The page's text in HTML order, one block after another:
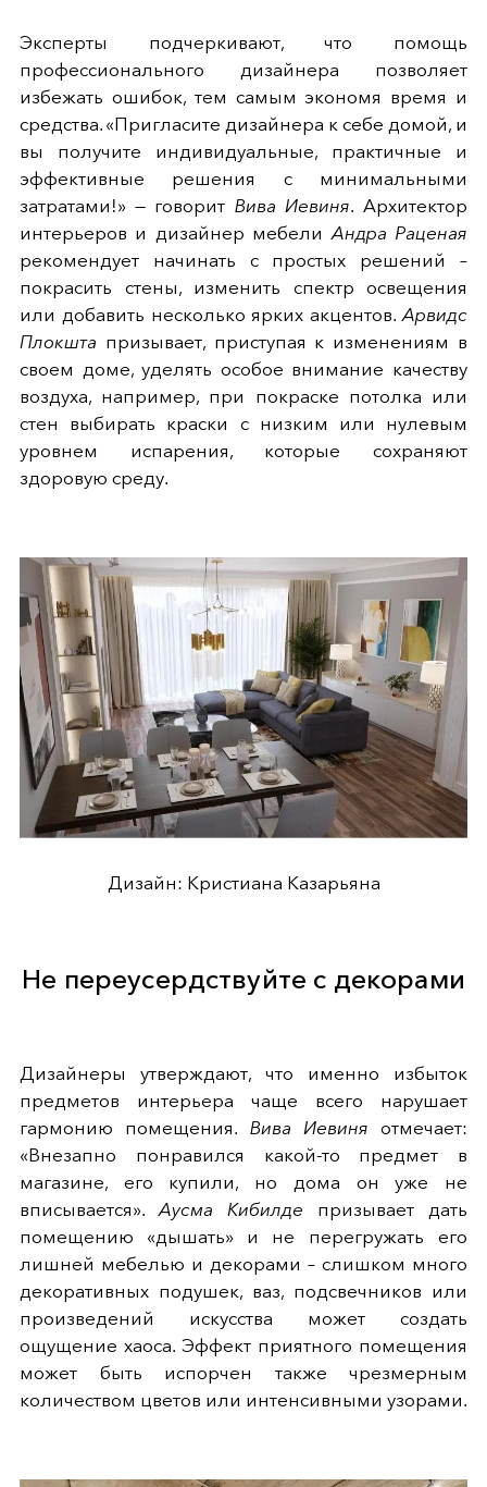
Эксперты подчеркивают, что помощь
профессионального дизайнера позволяет
избежать ошибок, тем самым экономя время и
средства. «Пригласите дизайнера к себе домой, и
вы получите индивидуальные, практичные и
эффективные решения с минимальными
затратами!» — говорит Вива Иевиня. Архитектор
интерьеров и дизайнер мебелиАндра Раценая
рекомендует начинать с простых решений –
покрасить стены, изменить спектр освещения
или добавить несколько ярких акцентов.Арвидс
Плокшта призывает, приступая к изменениям в
своем доме, уделять особое внимание качеству
воздуха, например, при покраске потолка или
стен выбирать краски с низким или нулевым
уровнем испарения, которые сохраняют
здоровую среду.
Дизайн: Кристиана Казарьяна
Не переусердствуйте с декорами
Дизайнеры утверждают, что именно избыток
предметов интерьера чаще всего нарушает
гармонию помещения. Вива Иевиня отмечает:
«Внезапно понравился какой-то предмет в
магазине, его купили, но дома он уже не
вписывается». Аусма Кибилде призывает дать
помещению «дышать» и не перегружать его
лишней мебелью и декорами – слишком много
декоративных подушек, ваз, подсвечников или
произведений искусства может создать
ощущение хаоса. Эффект приятного помещения
может быть испорчен также чрезмерным
количеством цветов или интенсивными узорами.